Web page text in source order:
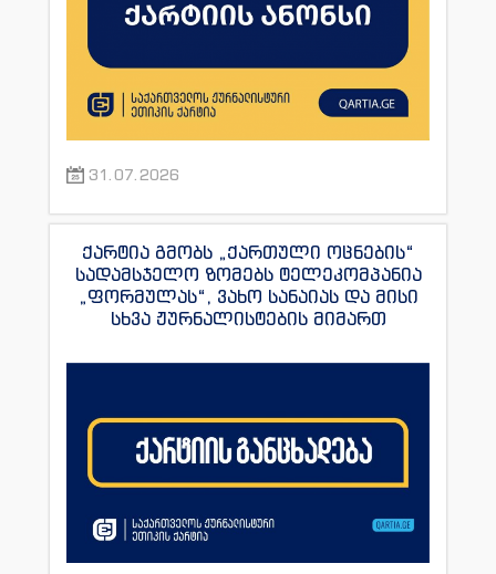
31.07.2026
ქარტია გმობს „ქართული ოცნების“
სადამსჯელო ზომებს ტელეკომპანია
„ფორმულას“, ვახო სანაიას და მისი
სხვა ჟურნალისტების მიმართ